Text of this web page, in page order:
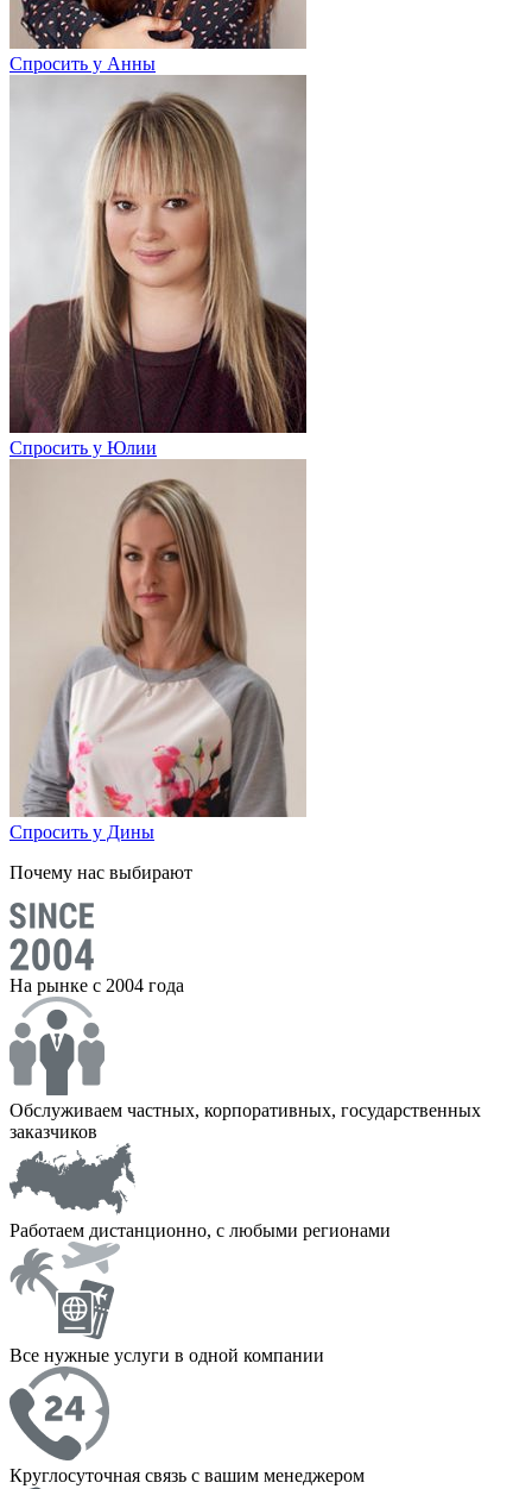
Спросить у Анны
Спросить у Юлии
Спросить у Дины
Почему нас выбирают
На рынке с 2004 года
Обслуживаем частных, корпоративных, государственных
заказчиков
Работаем дистанционно, с любыми регионами
Все нужные услуги в одной компании
Круглосуточная связь с вашим менеджером